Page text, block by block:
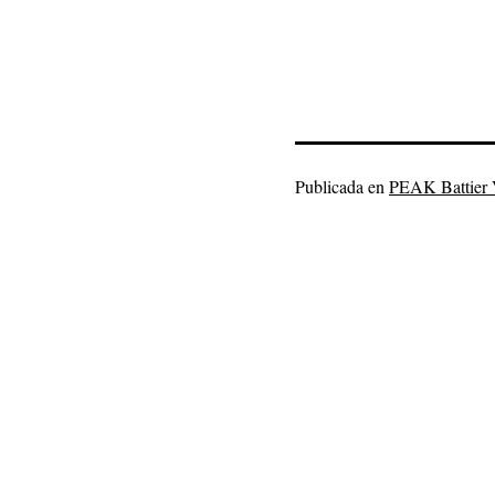
Publicada en PEAK Battier